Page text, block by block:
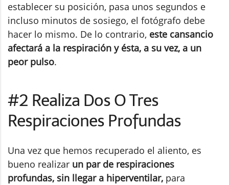
establecer su posición, pasa unos segundos e
incluso minutos de sosiego, el fotógrafo debe
hacer lo mismo. De lo contrario, este cansancio
afectará a la respiración y ésta, a su vez, a un
peor pulso.
#2 Realiza Dos O Tres
Respiraciones Profundas
Una vez que hemos recuperado el aliento, es
bueno realizar un par de respiraciones
profundas, sin llegar a hiperventilar, para